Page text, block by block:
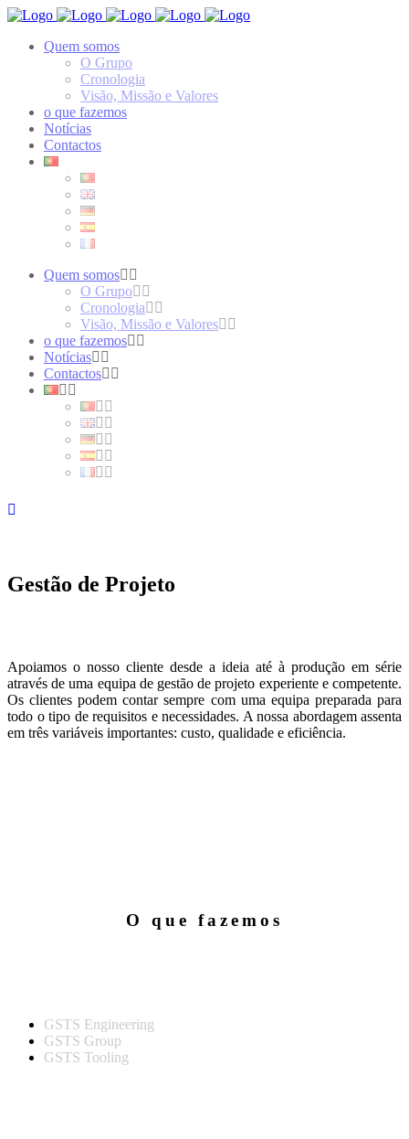
Quem somos
O Grupo
Cronologia
Visão, Missão e Valores
o que fazemos
Notícias
Contactos
Quem somos
O Grupo
Cronologia
Visão, Missão e Valores
o que fazemos
Notícias
Contactos
Gestão de Projeto
Apoiamos o nosso cliente desde a ideia até à produção em série
através de uma equipa de gestão de projeto experiente e competente.
Os clientes podem contar sempre com uma equipa preparada para
todo o tipo de requisitos e necessidades. A nossa abordagem assenta
em três variáveis importantes: custo, qualidade e eficiência.
O que fazemos
GSTS Engineering
GSTS Group
GSTS Tooling